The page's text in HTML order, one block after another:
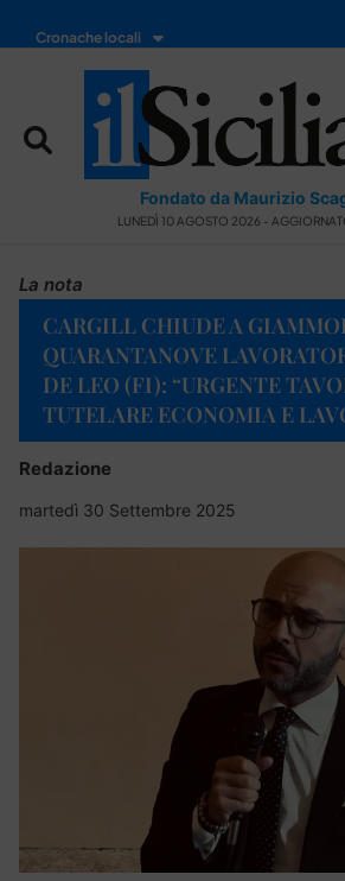
Cronache locali
Fondato da Maurizio
LUNEDÌ 10 AGOSTO 2026 -
La nota
CARGILL CHIUDE A
QUARANTANOVE
DE LEO (FI): “URGENTE
TUTELARE ECONOMIA E
Redazione
martedì 30 Settembre 2025